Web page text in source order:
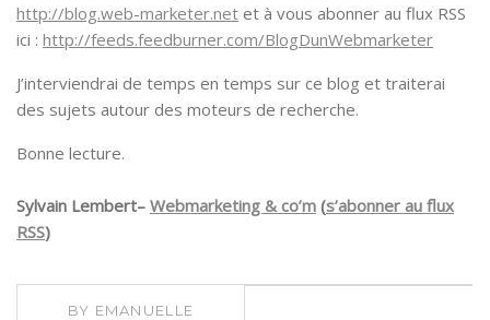
http://blog.web-marketer.net et à vous abonner au flux RSS
ici : http://feeds.feedburner.com/BlogDunWebmarketer
J’interviendrai de temps en temps sur ce blog et traiterai
des sujets autour des moteurs de recherche.
Bonne lecture.
Sylvain Lembert– Webmarketing & co’m (s’abonner au flux
RSS)
BY EMANUELLE